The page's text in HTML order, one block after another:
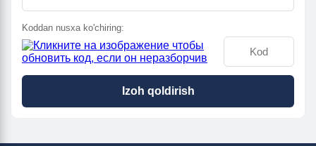
Koddan nusxa ko'chiring:
Izoh qoldirish